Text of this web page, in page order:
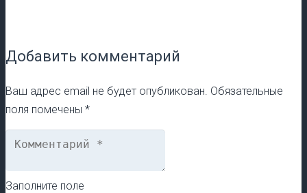
Добавить комментарий
Ваш адрес email не будет опубликован. Обязательные
поля помечены *
Заполните поле